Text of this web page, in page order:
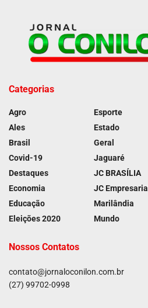
Categorias
Agro
Ales
Brasil
Covid-19
Destaques
Economia
Educação
Eleições 2020
Esporte
Estado
Geral
Jaguaré
JC BRASÍLIA
JC Empresarial
Marilândia
Mundo
Nossos Contatos
contato@jornaloconilon.com.br
(27) 99702-0998